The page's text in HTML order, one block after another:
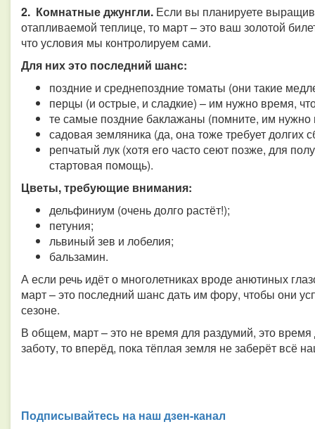
2. Комнатные джунгли. Если вы планируете
отапливаемой теплице, то март – это ваш золотой
что условия мы контролируем сами.
Для них это последний шанс:
поздние и среднепоздние томаты (они такие
перцы (и острые, и сладкие) – им нужно время,
те самые поздние баклажаны (помните, им нужно
садовая земляника (да, она тоже требует долгих
репчатый лук (хотя его часто сеют позже, для
стартовая помощь).
Цветы, требующие внимания:
дельфиниум (очень долго растёт!);
петуния;
львиный зев и лобелия;
бальзамин.
А если речь идёт о многолетниках вроде анютиных
март – это последний шанс дать им фору, чтобы они
сезоне.
В общем, март – это не время для раздумий, это время
заботу, то вперёд, пока тёплая земля не заберёт всё
Подписывайтесь на наш дзен-канал